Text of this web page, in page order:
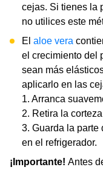
cejas. Si tienes la
no utilices este
El aloe vera
el crecimiento del
sean más
aplicarlo en las
1. Arranca
2. Retira la
3. Guarda la parte
en el refrigerador.
¡Importante! Antes